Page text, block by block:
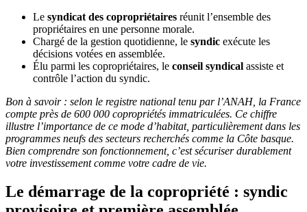
Le syndicat des copropriétaires réunit l’ensemble des
propriétaires en une personne morale.
Chargé de la gestion quotidienne, le syndic exécute les
décisions votées en assemblée.
Élu parmi les copropriétaires, le conseil syndical assiste et
contrôle l’action du syndic.
Bon à savoir : selon le registre national tenu par l’ANAH, la France
compte près de 600 000 copropriétés immatriculées. Ce chiffre
illustre l’importance de ce mode d’habitat, particulièrement dans les
programmes neufs des secteurs recherchés comme la Côte basque.
Bien comprendre son fonctionnement, c’est sécuriser durablement
votre investissement comme votre cadre de vie.
Le démarrage de la copropriété : syndic